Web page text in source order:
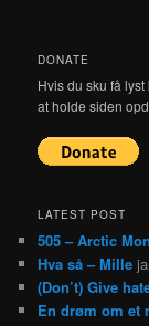
DONATE
Hvis du sku få
at holde siden
LATEST POST
505 – Arctic
Hva så – Mille
(Don’t) Give
En drøm om et